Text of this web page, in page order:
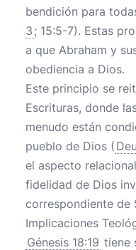
bendición para
3 ; 15:5-7). Estas
a que Abraham y
obediencia a Dios.
Este principio se
Escrituras, donde
menudo están
pueblo de Dios (
el aspecto
fidelidad de Dios
correspondiente de
Implicaciones
Génesis 18:19 tiene